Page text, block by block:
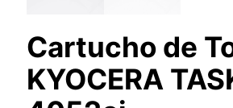
Cartucho de
KYOCERA